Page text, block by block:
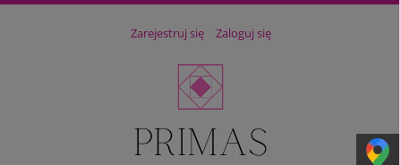
Zarejestruj się Zaloguj się